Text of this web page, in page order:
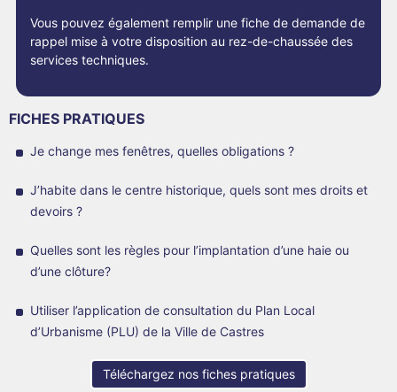
Vous pouvez également remplir une fiche de demande de
rappel mise à votre disposition au rez-de-chaussée des
services techniques.
FICHES PRATIQUES
Je change mes fenêtres, quelles obligations ?
J’habite dans le centre historique, quels sont mes droits et
devoirs ?
Quelles sont les règles pour l’implantation d’une haie ou
d’une clôture?
Utiliser l’application de consultation du Plan Local
d’Urbanisme (PLU) de la Ville de Castres
Téléchargez nos fiches pratiques